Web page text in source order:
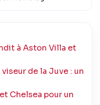
à Aston Villa et
de la Juve : un
Chelsea pour un